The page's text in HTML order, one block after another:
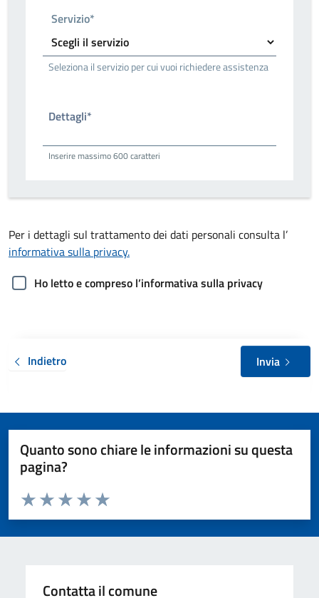
Servizio*
Seleziona il servizio per cui vuoi richiedere assistenza
Dettagli*
Inserire massimo 600 caratteri
Per i dettagli sul trattamento dei dati personali consulta l’
informativa sulla privacy.
Ho letto e compreso l’informativa sulla privacy
Indietro Invia
Quanto sono chiare le informazioni su questa
pagina?
Valuta da 1 a 5 stelle la pagina
Valuta 5 stelle su 5
Valuta 4 stelle su 5
Valuta 3 stelle su 5
Valuta 2 stelle su 5
Valuta 1 stelle su 5
Contatta il comune